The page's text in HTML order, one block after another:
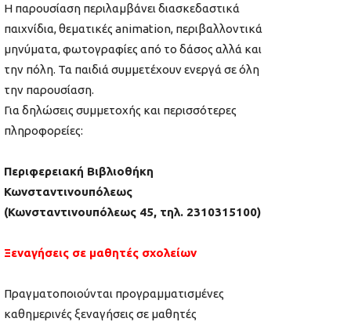
Η παρουσίαση περιλαμβάνει διασκεδαστικά
παιχνίδια, θεματικές animation, περιβαλλοντικά
μηνύματα, φωτογραφίες από το δάσος αλλά και
την πόλη. Τα παιδιά συμμετέχουν ενεργά σε όλη
την παρουσίαση.
Για δηλώσεις συμμετοχής και περισσότερες
πληροφορείες:
Περιφερειακή Βιβλιοθήκη
Κωνσταντινουπόλεως
(Κωνσταντινουπόλεως 45, τηλ. 2310315100)
Ξεναγήσεις σε μαθητές σχολείων
Πραγματοποιούνται προγραμματισμένες
καθημερινές ξεναγήσεις σε μαθητές